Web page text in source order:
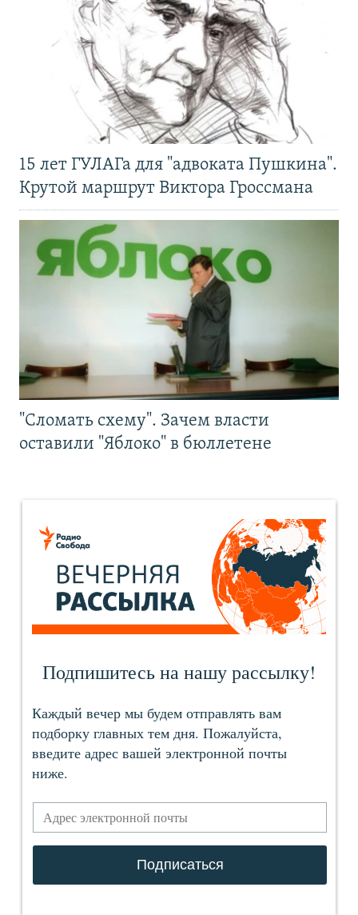
15 лет ГУЛАГа для "адвоката Пушкина".
Крутой маршрут Виктора Гроссмана
"Сломать схему". Зачем власти
оставили "Яблоко" в бюллетене